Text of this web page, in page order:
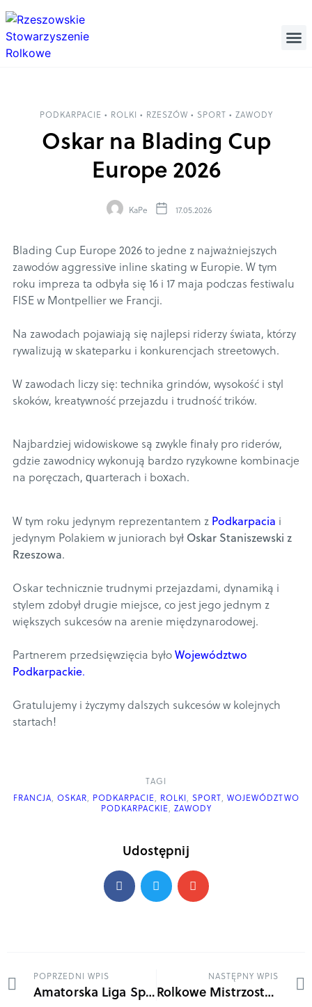
PODKARPACIE • ROLKI • RZESZÓW • SPORT • ZAWODY
Oskar na Blading Cup
Europe 2026
KaPe 17.05.2026
Blading Cup Europe 2026 to jedne z najważniejszych
zawodów aggressive inline skating w Europie. W tym
roku impreza ta odbyła się 16 i 17 maja podczas festiwalu
FISE w Montpellier we Francji.
Na zawodach pojawiają się najlepsi riderzy świata, którzy
rywalizują w skateparku i konkurencjach streetowych.
W zawodach liczy się: technika grindów, wysokość i styl
skoków, kreatywność przejazdu i trudność trików.
Najbardziej widowiskowe są zwykle finały pro riderów,
gdzie zawodnicy wykonują bardzo ryzykowne kombinacje
na poręczach, quarterach i boxach.
W tym roku jedynym reprezentantem z Podkarpacia i
jedynym Polakiem w juniorach był Oskar Staniszewski z
Rzeszowa.
Oskar technicznie trudnymi przejazdami, dynamiką i
stylem zdobył drugie miejsce, co jest jego jednym z
większych sukcesów na arenie międzynarodowej.
Partnerem przedsięwzięcia byłoWojewództwo
Podkarpackie.
Gratulujemy i życzymy dalszych sukcesów w kolejnych
startach!
TAGI
FRANCJA, OSKAR, PODKARPACIE, ROLKI, SPORT, WOJEWÓDZTWO
PODKARPACKIE, ZAWODY
Udostępnij
POPRZEDNI WPIS
Amatorska Liga Speed Slalomu/Lato
NASTĘPNY WPIS
Rolkowe Mistrzostwa Polski coraz bliżej